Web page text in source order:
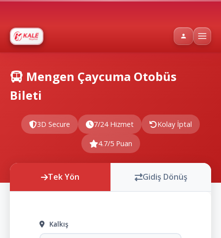
Mengen Çaycuma Otobüs
Bileti
3D Secure 7/24 Hizmet Kolay İptal
4.7/5 Puan
Tek Yön Gidiş Dönüş
Kalkış